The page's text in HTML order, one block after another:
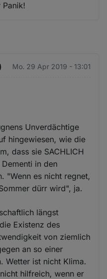
Mo. 29 Apr 2019 - 13:01
Unverdächtige
hingewiesen, wie die
dass sie SACHLICH
in den
"Wenn es nicht regnet,
dürr wird", ja.
längst
Existenz des
von ziemlich
an so einer
Wetter ist nicht Klima.
hilfreich, wenn er